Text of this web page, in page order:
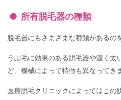
所有脱毛器の種類
脱毛器にもさまざまな種類があるの
うぶ毛に効果のある脱毛器や濃く太
ど、機械によって特徴も異なってき
医療脱毛クリニックによってはこの